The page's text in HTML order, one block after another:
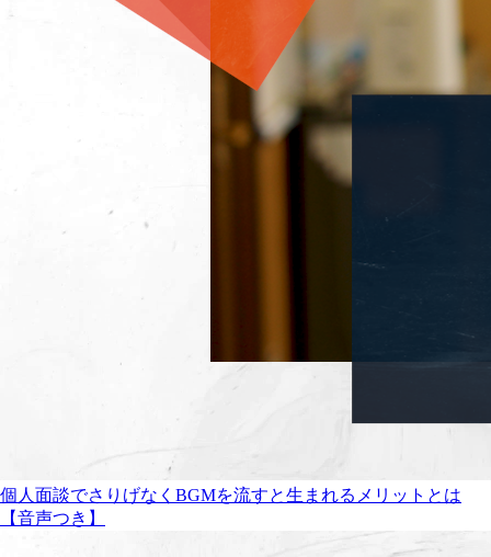
個人面談でさりげなくBGMを流すと生まれるメリットとは
【音声つき】